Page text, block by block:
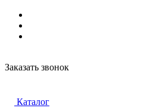
Заказать звонок
Каталог